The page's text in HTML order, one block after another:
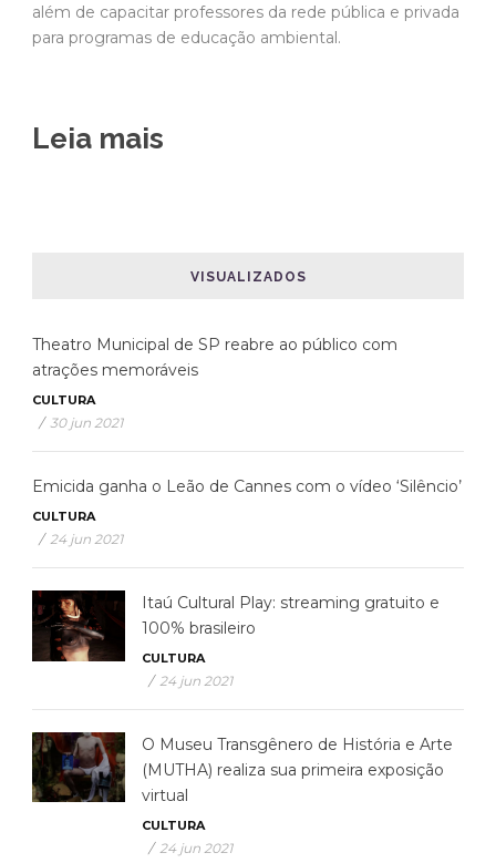
além de capacitar professores da rede pública e privada
para programas de educação ambiental.
Leia mais
VISUALIZADOS
Theatro Municipal de SP reabre ao público com
atrações memoráveis
CULTURA
/ 30 jun 2021
Emicida ganha o Leão de Cannes com o vídeo ‘Silêncio’
CULTURA
/ 24 jun 2021
Itaú Cultural Play: streaming gratuito e
100% brasileiro
CULTURA
/ 24 jun 2021
O Museu Transgênero de História e Arte
(MUTHA) realiza sua primeira exposição
virtual
CULTURA
/ 24 jun 2021